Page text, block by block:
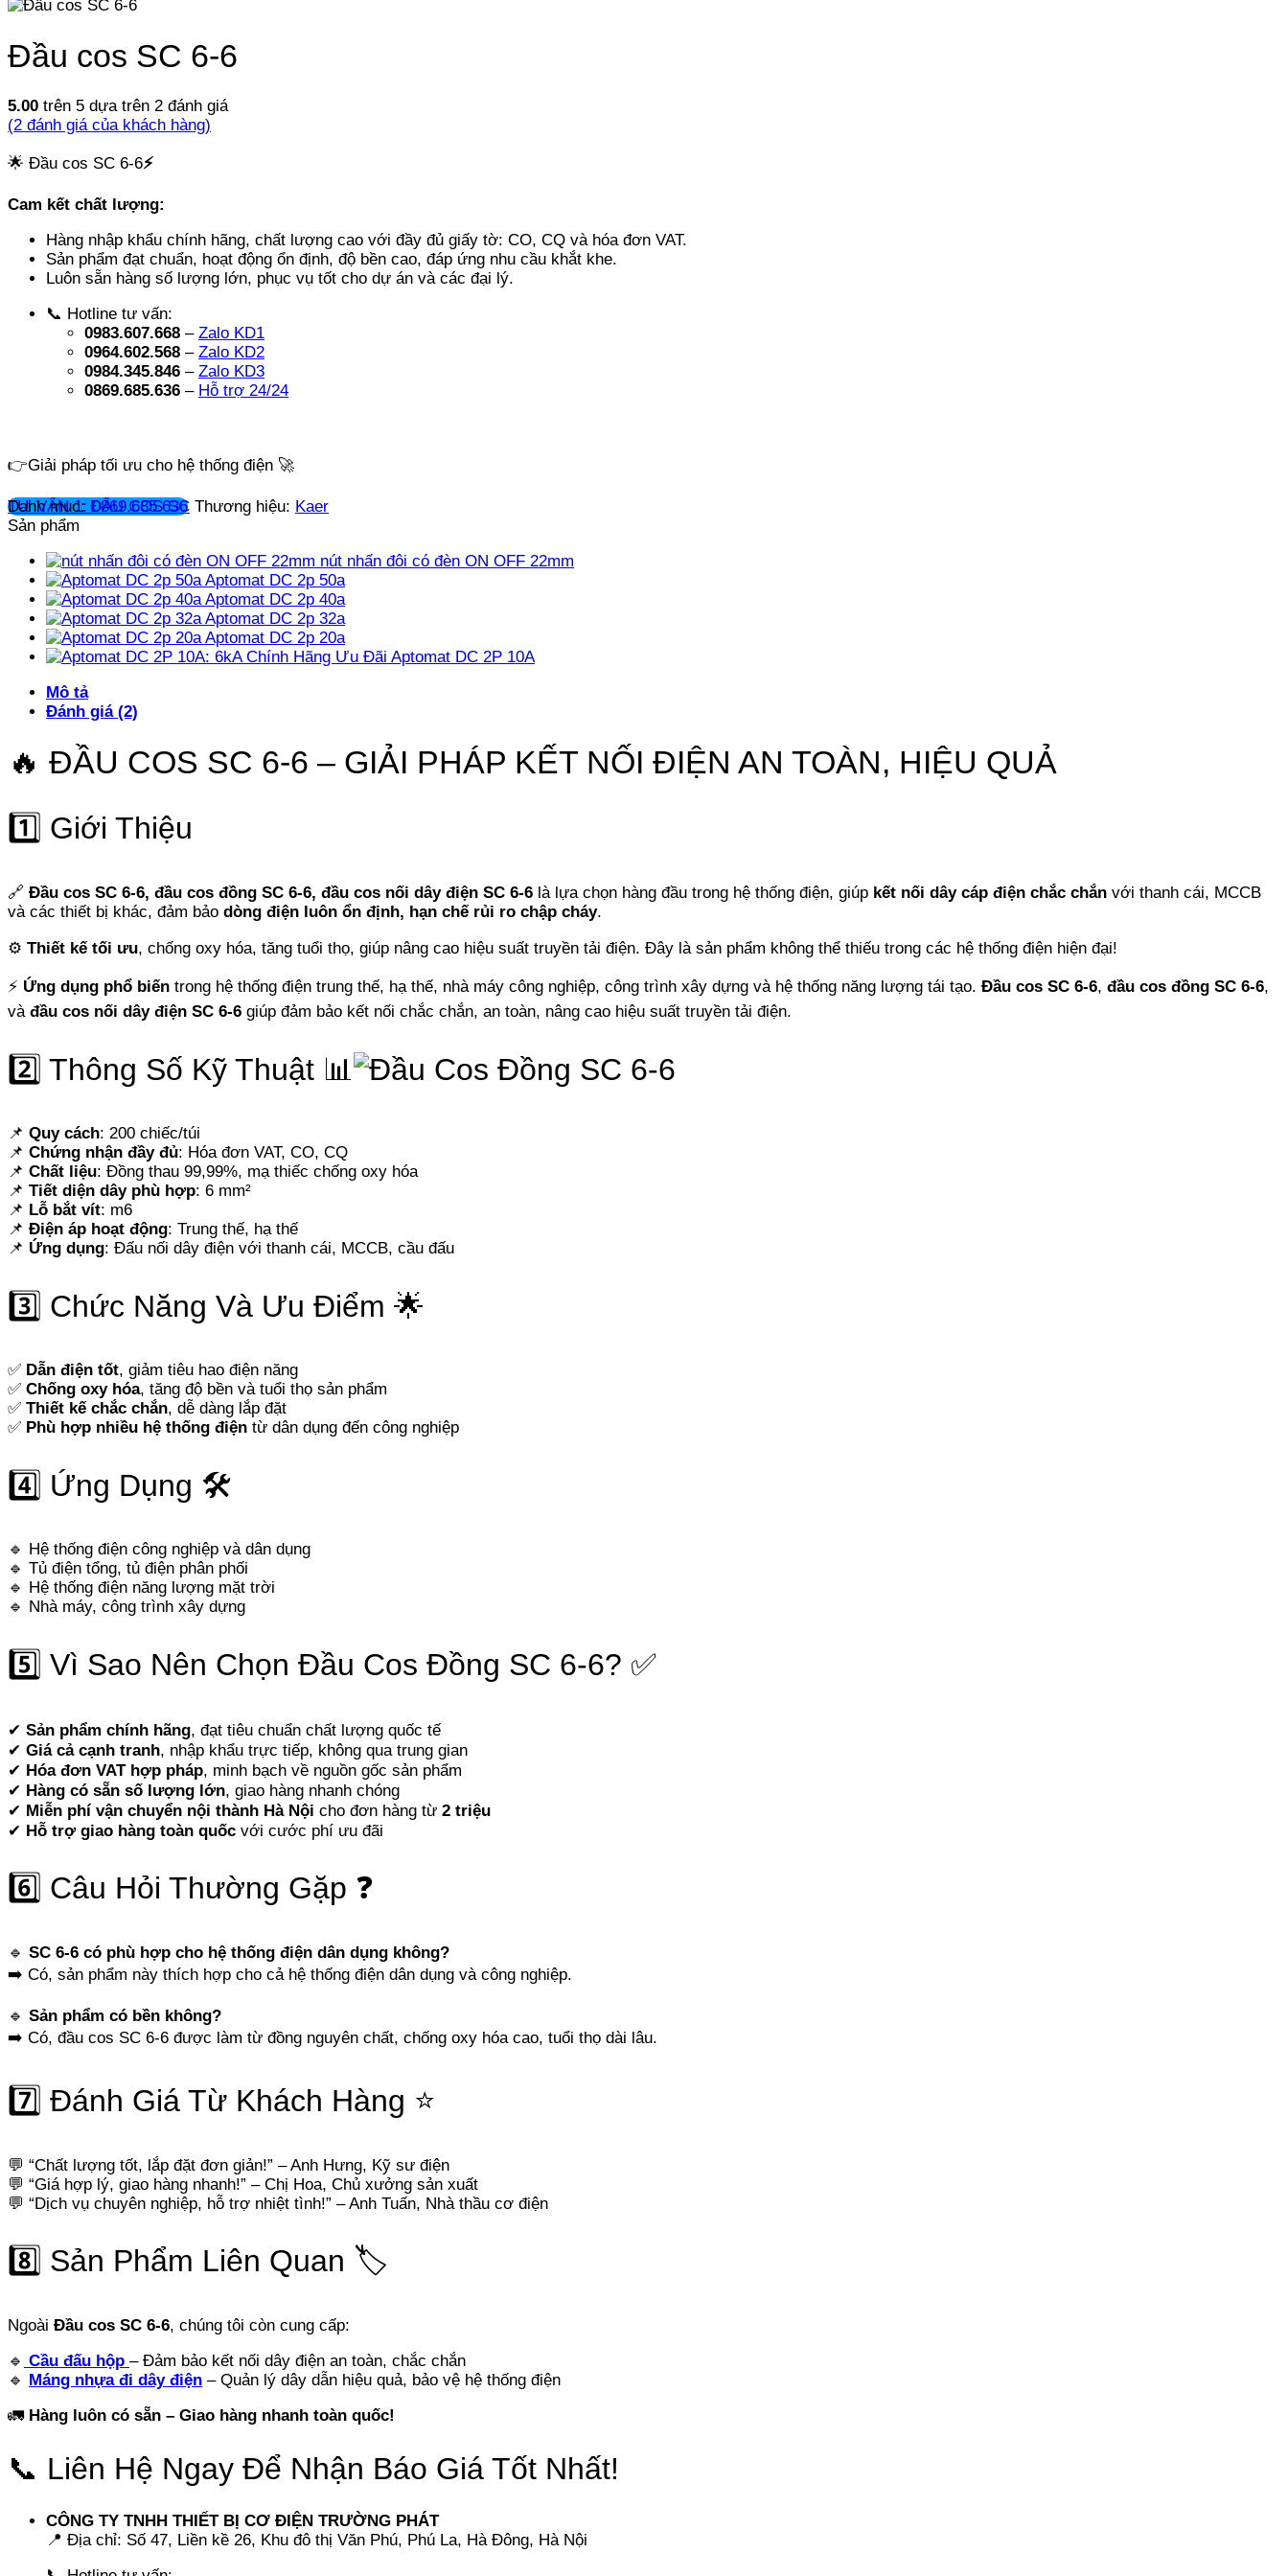
Đầu cos SC 6-6
5.00 trên 5 dựa trên 2 đánh giá
(2 đánh giá của khách hàng)
🌟 Đầu cos SC 6-6⚡
Cam kết chất lượng:
Hàng nhập khẩu chính hãng, chất lượng cao với đầy đủ giấy tờ: CO, CQ và hóa đơn VAT.
Sản phẩm đạt chuẩn, hoạt động ổn định, độ bền cao, đáp ứng nhu cầu khắt khe.
Luôn sẵn hàng số lượng lớn, phục vụ tốt cho dự án và các đại lý.
📞 Hotline tư vấn:
0983.607.668 – Zalo KD1
0964.602.568 – Zalo KD2
0984.345.846 – Zalo KD3
0869.685.636 – Hỗ trợ 24/24
👉Giải pháp tối ưu cho hệ thống điện 🚀
TƯ VẤN 1: 0869.685.636
Danh mục: ĐẦU COS SC Thương hiệu: Kaer
Sản phẩm
nút nhấn đôi có đèn ON OFF 22mm
Aptomat DC 2p 50a
Aptomat DC 2p 40a
Aptomat DC 2p 32a
Aptomat DC 2p 20a
Aptomat DC 2P 10A
Mô tả
Đánh giá (2)
🔥 ĐẦU COS SC 6-6 – GIẢI PHÁP KẾT NỐI ĐIỆN AN TOÀN, HIỆU QUẢ
1️⃣ Giới Thiệu
🔗 Đầu cos SC 6-6, đầu cos đồng SC 6-6, đầu cos nối dây điện SC 6-6 là lựa chọn hàng đầu trong hệ thống điện, giúp kết nối dây cáp điện chắc chắn với thanh cái, MCCB
và các thiết bị khác, đảm bảo dòng điện luôn ổn định, hạn chế rủi ro chập cháy.
⚙️ Thiết kế tối ưu, chống oxy hóa, tăng tuổi thọ, giúp nâng cao hiệu suất truyền tải điện. Đây là sản phẩm không thể thiếu trong các hệ thống điện hiện đại!
⚡ Ứng dụng phổ biến trong hệ thống điện trung thế, hạ thế, nhà máy công nghiệp, công trình xây dựng và hệ thống năng lượng tái tạo. Đầu cos SC 6-6, đầu cos đồng SC 6-6,
và đầu cos nối dây điện SC 6-6 giúp đảm bảo kết nối chắc chắn, an toàn, nâng cao hiệu suất truyền tải điện.
2️⃣ Thông Số Kỹ Thuật 📊
📌 Quy cách: 200 chiếc/túi
📌 Chứng nhận đầy đủ: Hóa đơn VAT, CO, CQ
📌 Chất liệu: Đồng thau 99,99%, mạ thiếc chống oxy hóa
📌 Tiết diện dây phù hợp: 6 mm²
📌 Lỗ bắt vít: m6
📌 Điện áp hoạt động: Trung thế, hạ thế
📌 Ứng dụng: Đấu nối dây điện với thanh cái, MCCB, cầu đấu
3️⃣ Chức Năng Và Ưu Điểm 🌟
✅ Dẫn điện tốt, giảm tiêu hao điện năng
✅ Chống oxy hóa, tăng độ bền và tuổi thọ sản phẩm
✅ Thiết kế chắc chắn, dễ dàng lắp đặt
✅ Phù hợp nhiều hệ thống điện từ dân dụng đến công nghiệp
4️⃣ Ứng Dụng 🛠️
🔹 Hệ thống điện công nghiệp và dân dụng
🔹 Tủ điện tổng, tủ điện phân phối
🔹 Hệ thống điện năng lượng mặt trời
🔹 Nhà máy, công trình xây dựng
5️⃣ Vì Sao Nên Chọn Đầu Cos Đồng SC 6-6? ✅
✔ Sản phẩm chính hãng, đạt tiêu chuẩn chất lượng quốc tế
✔ Giá cả cạnh tranh, nhập khẩu trực tiếp, không qua trung gian
✔ Hóa đơn VAT hợp pháp, minh bạch về nguồn gốc sản phẩm
✔ Hàng có sẵn số lượng lớn, giao hàng nhanh chóng
✔ Miễn phí vận chuyển nội thành Hà Nội cho đơn hàng từ 2 triệu
✔ Hỗ trợ giao hàng toàn quốc với cước phí ưu đãi
6️⃣ Câu Hỏi Thường Gặp ❓
🔹 SC 6-6 có phù hợp cho hệ thống điện dân dụng không?
➡️ Có, sản phẩm này thích hợp cho cả hệ thống điện dân dụng và công nghiệp.
🔹 Sản phẩm có bền không?
➡️ Có, đầu cos SC 6-6 được làm từ đồng nguyên chất, chống oxy hóa cao, tuổi thọ dài lâu.
7️⃣ Đánh Giá Từ Khách Hàng ⭐
💬 “Chất lượng tốt, lắp đặt đơn giản!” – Anh Hưng, Kỹ sư điện
💬 “Giá hợp lý, giao hàng nhanh!” – Chị Hoa, Chủ xưởng sản xuất
💬 “Dịch vụ chuyên nghiệp, hỗ trợ nhiệt tình!” – Anh Tuấn, Nhà thầu cơ điện
8️⃣ Sản Phẩm Liên Quan 🏷️
Ngoài Đầu cos SC 6-6, chúng tôi còn cung cấp:
🔹 Cầu đấu hộp – Đảm bảo kết nối dây điện an toàn, chắc chắn
🔹 Máng nhựa đi dây điện – Quản lý dây dẫn hiệu quả, bảo vệ hệ thống điện
🚛 Hàng luôn có sẵn – Giao hàng nhanh toàn quốc!
📞 Liên Hệ Ngay Để Nhận Báo Giá Tốt Nhất!
CÔNG TY TNHH THIẾT BỊ CƠ ĐIỆN TRƯỜNG PHÁT
📍 Địa chỉ: Số 47, Liền kề 26, Khu đô thị Văn Phú, Phú La, Hà Đông, Hà Nội